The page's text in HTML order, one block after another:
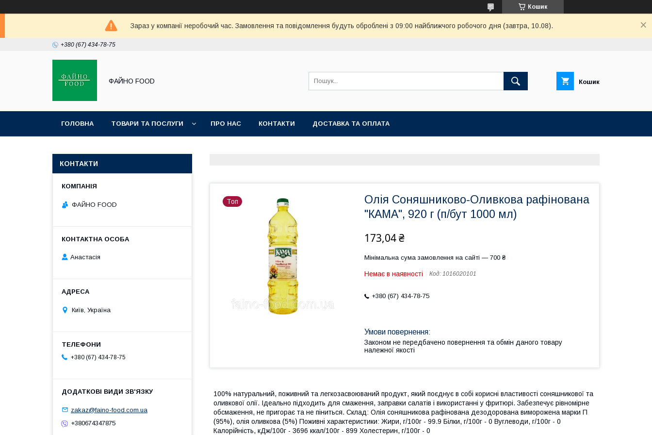
Кошик
Зараз у компанії неробочий час. Замовлення та повідомлення будуть оброблені з 09:00 найближчого робочого дня (завтра, 10.08).
+380 (67) 434-78-75
ФАЙНО FOOD Кошик
ГОЛОВНА ТОВАРИ ТА ПОСЛУГИ ПРО НАС КОНТАКТИ ДОСТАВКА ТА ОПЛАТА
Топ
Олiя Соняшниково-Оливкова рафінована
"КАМА", 920 г (п/бут 1000 мл)
173,04 ₴
Мінімальна сума замовлення на сайті — 700 ₴
Немає в наявності Код: 1016020101
+380 (67) 434-78-75
Законом не передбачено повернення та обмін даного товару
належної якості
100% натуральний, поживний та легкозасвоюваний продукт, який поєднує в собі корисні властивості соняшникової та
оливкової олії. Ідеально підходить для смаження, заправки салатів і використанні у фритюрі. Забезпечує рівномірне
обсмаження, не пригорає та не піниться. Склад: Олія соняшникова рафінована дезодорована виморожена марки П
(95%), олія оливкова (5%) Поживні характеристики: Жири, г/100г - 99.9 Білки, г/100г - 0 Вуглеводи, г/100г - 0
Калорійність, кДж/100г - 3696 ккал/100г - 899 Холестерин, г/100г - 0
КОНТАКТИ
ФАЙНО FOOD
Анастасія
Київ, Україна
+380 (67) 434-78-75
zakaz@faino-food.com.ua
+380674347875